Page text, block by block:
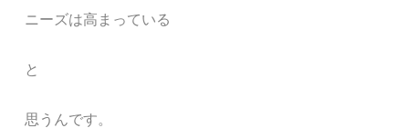
ニーズは高まっている
と
思うんです。